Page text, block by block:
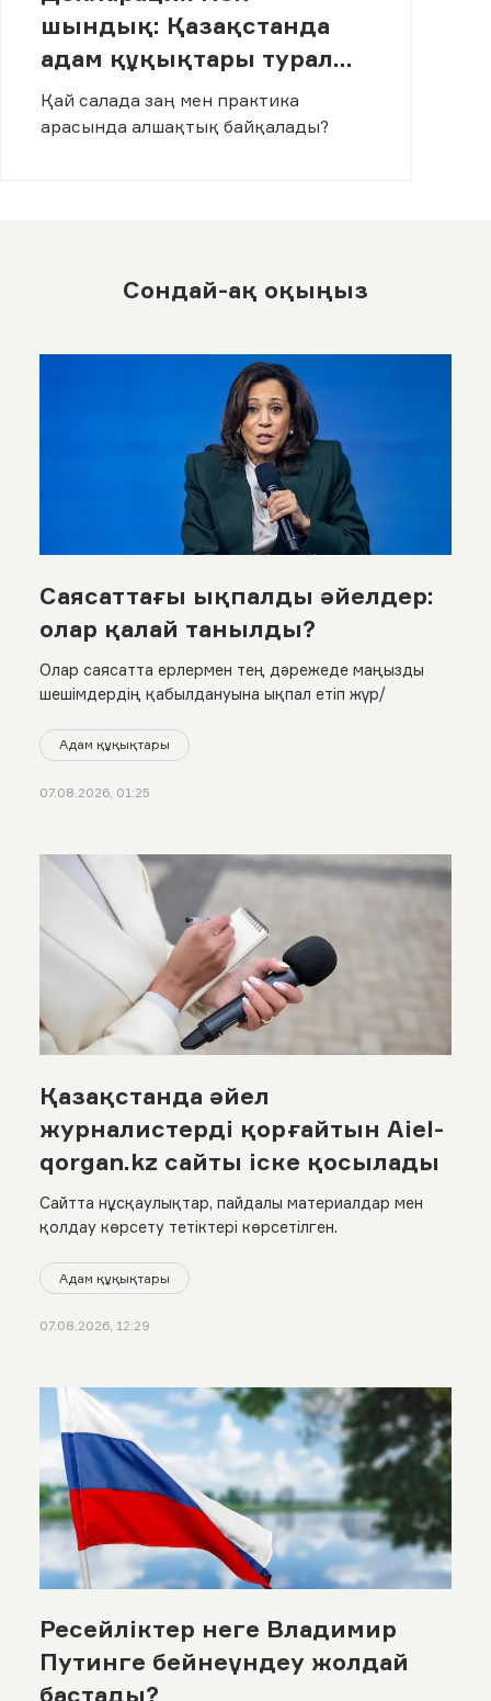
шындық: Қазақстанда
адам құқықтары туралы
заңдар қалай жұмыс
істейді
Қай салада заң мен практика
арасында алшақтық байқалады?
Сондай-ақ оқыңыз
Саясаттағы ықпалды әйелдер:
олар қалай танылды?
Олар саясатта ерлермен тең дәрежеде маңызды
шешімдердің қабылдануына ықпал етіп жүр/
Адам құқықтары
07.08.2026, 01:25
Қазақстанда әйел
журналистерді қорғайтын Aiel-
qorgan.kz сайты іске қосылады
Сайтта нұсқаулықтар, пайдалы материалдар мен
қолдау көрсету тетіктері көрсетілген.
Адам құқықтары
07.08.2026, 12:29
Ресейліктер неге Владимир
Путинге бейнеүндеу жолдай
бастады?